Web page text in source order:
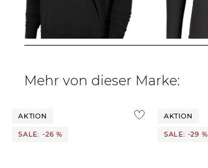
25,00 € 44,99 €
Mehr von dieser Marke:
AKTION
SALE: -26 %
AKTION
SALE: -29 %